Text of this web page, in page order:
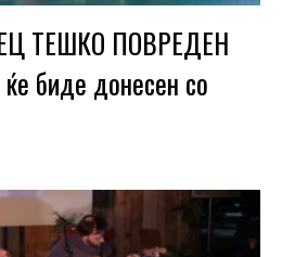
ТЕШКО ПОВРЕДЕН
биде донесен со